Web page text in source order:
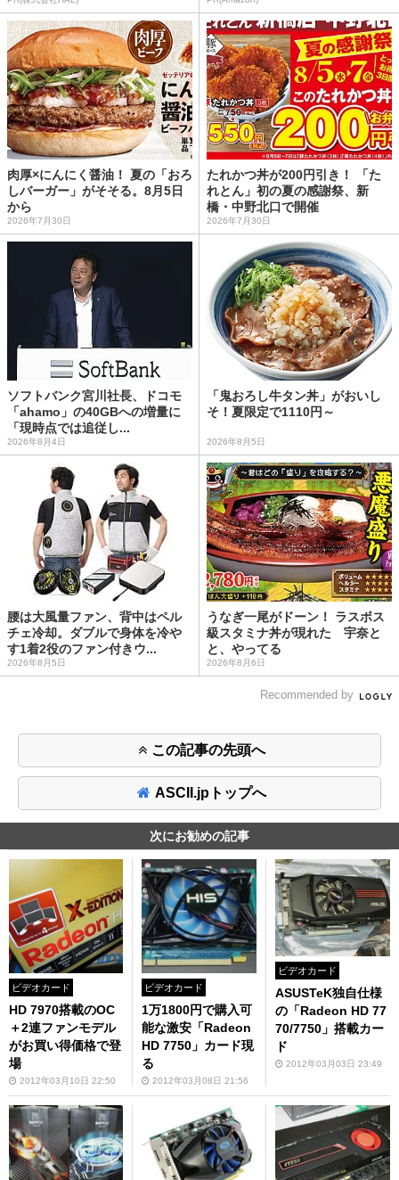
肉厚×にんにく醤油！ 夏の「おろ
しバーガー」がそそる。8月5日
から
2026年7月30日
たれかつ丼が200円引き！ 「た
れとん」初の夏の感謝祭、新
橋・中野北口で開催
2026年7月30日
ソフトバンク宮川社長、ドコモ
「ahamo」の40GBへの増量に
「現時点では追従し...
2026年8月4日
「鬼おろし牛タン丼」がおいし
そ！夏限定で1110円～
2026年8月5日
腰は大風量ファン、背中はペル
チェ冷却。ダブルで身体を冷や
す1着2役のファン付きウ...
2026年8月5日
うなぎ一尾がドーン！ ラスボス
級スタミナ丼が現れた 宇奈と
と、やってる
2026年8月6日
Recommended by
この記事の先頭へ
ASCII.jpトップへ
次にお勧めの記事
ビデオカード
HD 7970搭載のOC
＋2連ファンモデル
がお買い得価格で登
場
2012年03月10日 22:50
ビデオカード
1万1800円で購入可
能な激安「Radeon
HD 7750」カード現
る
2012年03月08日 21:56
ビデオカード
ASUSTeK独自仕様
の「Radeon HD 77
70/7750」搭載カー
ド
2012年03月03日 23:49